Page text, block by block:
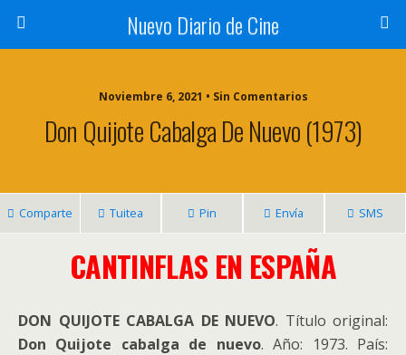
Nuevo Diario de Cine
Noviembre 6, 2021 • Sin Comentarios
Don Quijote Cabalga De Nuevo (1973)
Comparte Tuitea Pin Envía SMS
CANTINFLAS EN ESPAÑA
DON QUIJOTE CABALGA DE NUEVO. Título original:
Don Quijote cabalga de nuevo. Año: 1973. País: